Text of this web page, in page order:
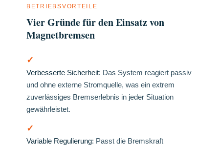
BETRIEBSVORTEILE
Vier Gründe für den Einsatz von
Magnetbremsen
✓
Verbesserte Sicherheit: Das System reagiert passiv
und ohne externe Stromquelle, was ein extrem
zuverlässiges Bremserlebnis in jeder Situation
gewährleistet.
✓
Variable Regulierung: Passt die Bremskraft